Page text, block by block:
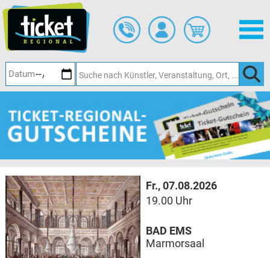
Hauptinhalt
springen
Fr., 07.08.2026
19.00 Uhr
BAD EMS
Marmorsaal